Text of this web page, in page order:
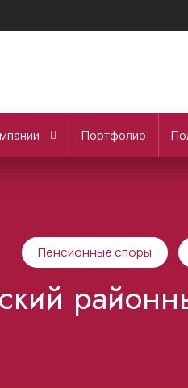
Портфолио
Пенсионные споры